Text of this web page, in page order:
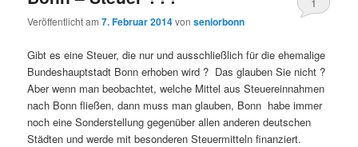
Veröffentlicht am7. Februar 2014vonseniorbonn
Gibt es eine Steuer, die nur und ausschließlich für die ehemalige
Bundeshauptstadt Bonn erhoben wird ? Das glauben Sie nicht ?
Aber wenn man beobachtet, welche Mittel aus Steuereinnahmen
nach Bonn fließen, dann muss man glauben, Bonn habe immer
noch eine Sonderstellung gegenüber allen anderen deutschen
Städten und werde mit besonderen Steuermitteln finanziert.